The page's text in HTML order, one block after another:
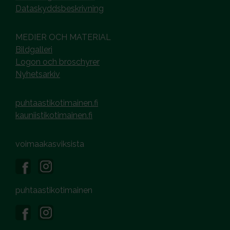
Dataskyddsbeskrivning
MEDIER OCH MATERIAL
Bildgalleri
Logon och broschyrer
Nyhetsarkiv
puhtaastikotimainen.fi
kauniistikotimainen.fi
voimaakasviksista
puhtaastikotimainen